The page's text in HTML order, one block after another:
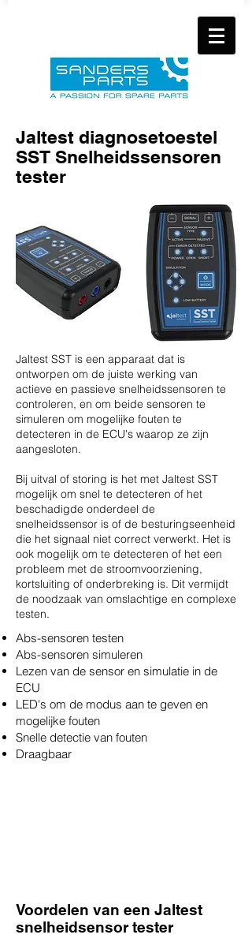
Jaltest diagnosetoestel
SST Snelheidssensoren
tester
Jaltest SST is een apparaat dat is
ontworpen om de juiste werking van
actieve en passieve snelheidssensoren te
controleren, en om beide sensoren te
simuleren om mogelijke fouten te
detecteren in de ECU's waarop ze zijn
aangesloten.
Bij uitval of storing is het met Jaltest SST
mogelijk om snel te detecteren of het
beschadigde onderdeel de
snelheidssensor is of de besturingseenheid
die het signaal niet correct verwerkt. Het is
ook mogelijk om te detecteren of het een
probleem met de stroomvoorziening,
kortsluiting of onderbreking is. Dit vermijdt
de noodzaak van omslachtige en complexe
testen.
Abs-sensoren testen
Abs-sensoren simuleren
Lezen van de sensor en simulatie in de
ECU
LED's om de modus aan te geven en
mogelijke fouten
Snelle detectie van fouten
Draagbaar
Voordelen van een Jaltest
snelheidsensor tester